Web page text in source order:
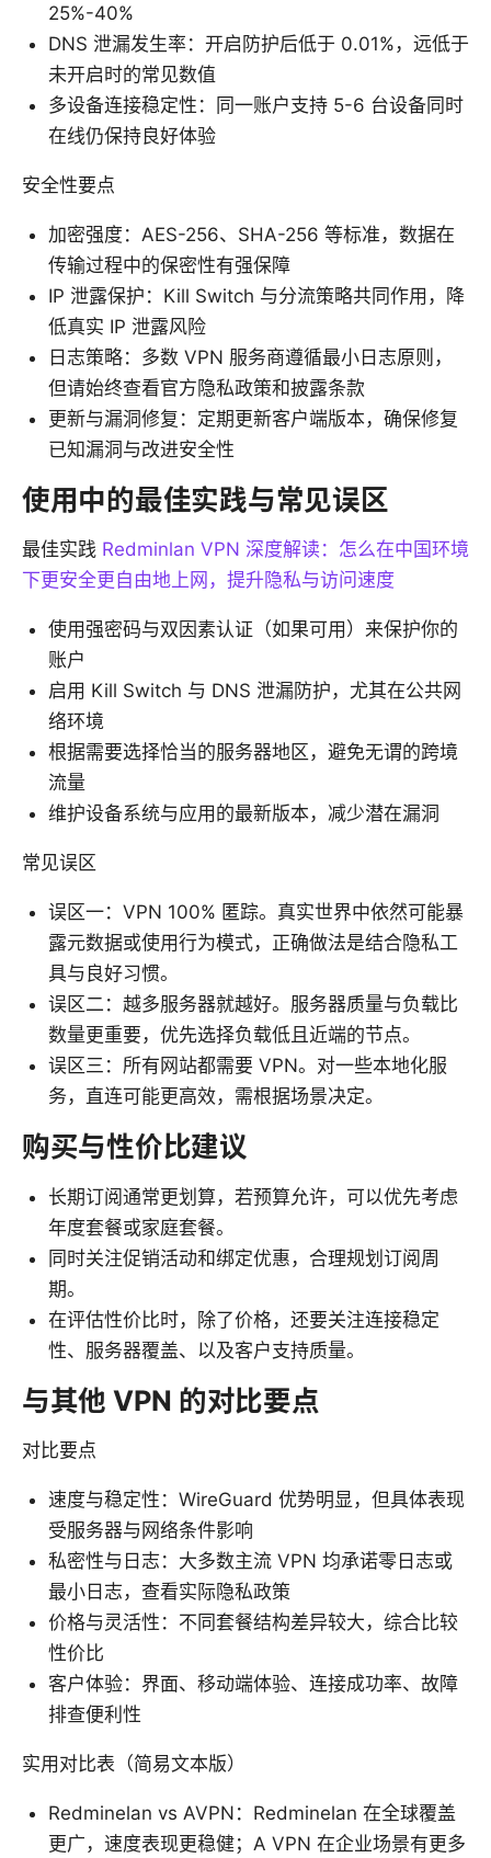
25%-40%
DNS 泄漏发生率：开启防护后低于 0.01%，远低于
未开启时的常见数值
多设备连接稳定性：同一账户支持 5-6 台设备同时
在线仍保持良好体验
安全性要点
加密强度：AES-256、SHA-256 等标准，数据在
传输过程中的保密性有强保障
IP 泄露保护：Kill Switch 与分流策略共同作用，降
低真实 IP 泄露风险
日志策略：多数 VPN 服务商遵循最小日志原则，
但请始终查看官方隐私政策和披露条款
更新与漏洞修复：定期更新客户端版本，确保修复
已知漏洞与改进安全性
使用中的最佳实践与常见误区
最佳实践 Redminlan VPN 深度解读：怎么在中国环境
下更安全更自由地上网，提升隐私与访问速度
使用强密码与双因素认证（如果可用）来保护你的
账户
启用 Kill Switch 与 DNS 泄漏防护，尤其在公共网
络环境
根据需要选择恰当的服务器地区，避免无谓的跨境
流量
维护设备系统与应用的最新版本，减少潜在漏洞
常见误区
误区一：VPN 100% 匿踪。真实世界中依然可能暴
露元数据或使用行为模式，正确做法是结合隐私工
具与良好习惯。
误区二：越多服务器就越好。服务器质量与负载比
数量更重要，优先选择负载低且近端的节点。
误区三：所有网站都需要 VPN。对一些本地化服
务，直连可能更高效，需根据场景决定。
购买与性价比建议
长期订阅通常更划算，若预算允许，可以优先考虑
年度套餐或家庭套餐。
同时关注促销活动和绑定优惠，合理规划订阅周
期。
在评估性价比时，除了价格，还要关注连接稳定
性、服务器覆盖、以及客户支持质量。
与其他 VPN 的对比要点
对比要点
速度与稳定性：WireGuard 优势明显，但具体表现
受服务器与网络条件影响
私密性与日志：大多数主流 VPN 均承诺零日志或
最小日志，查看实际隐私政策
价格与灵活性：不同套餐结构差异较大，综合比较
性价比
客户体验：界面、移动端体验、连接成功率、故障
排查便利性
实用对比表（简易文本版）
Redminelan vs AVPN：Redminelan 在全球覆盖
更广，速度表现更稳健；A VPN 在企业场景有更多